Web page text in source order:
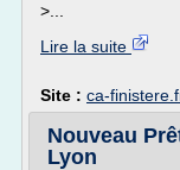
>...
Lire la suite
Site : ca-
Nouveau
Lyon